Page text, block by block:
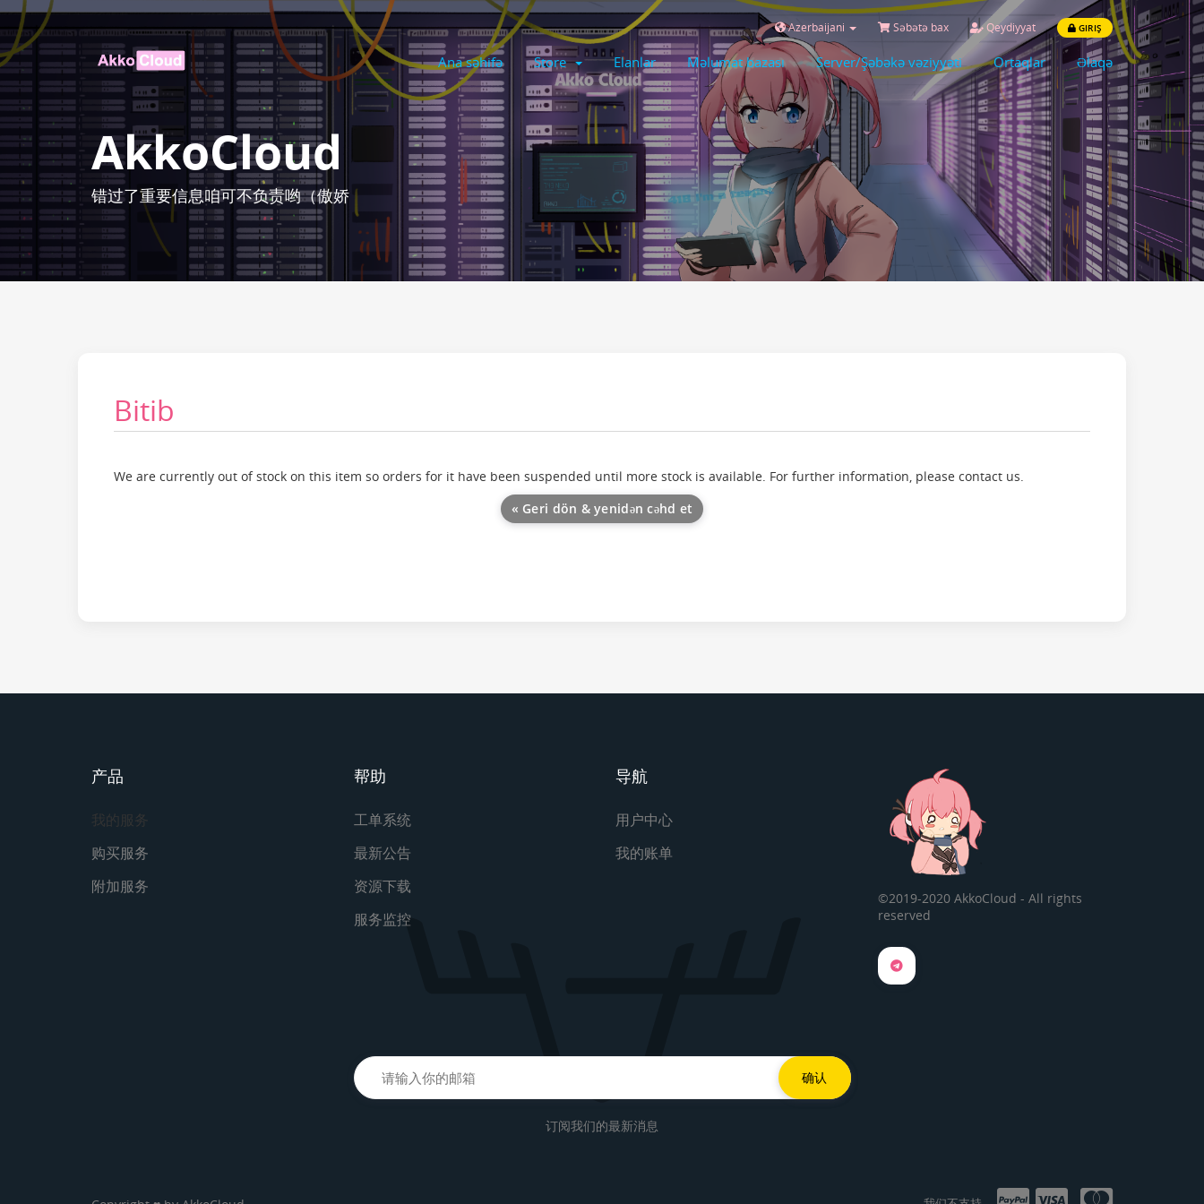
Azerbaijani Səbətə bax Qeydiyyat GIRIŞ
Ana səhifə Store Elanlar Məlumat bazası Server/Şəbəkə vəziyyəti Ortaqlar Əlaqə
AkkoCloud
错过了重要信息咱可不负责哟（傲娇
Bitib
We are currently out of stock on this item so orders for it have been suspended until more stock is available. For further information, please contact us.
« Geri dön & yenidən cəhd et
产品
我的服务
购买服务
附加服务
帮助
工单系统
最新公告
资源下载
服务监控
导航
用户中心
我的账单
©2019-2020 AkkoCloud - All rights
reserved
订阅我们的最新消息